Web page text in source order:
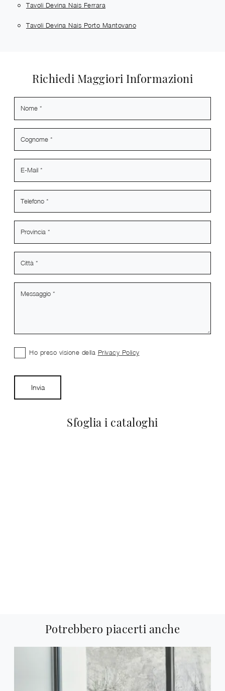
Tavoli Devina Nais Ferrara
Tavoli Devina Nais Porto Mantovano
Sfoglia i cataloghi
Richiedi Maggiori Informazioni
Ho preso visione della Privacy Policy
Invia
Potrebbero piacerti anche